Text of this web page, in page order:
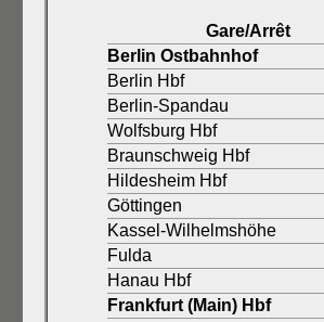
Gare/Arrêt
Berlin Ostbahnhof
Berlin Hbf
Berlin-Spandau
Wolfsburg Hbf
Braunschweig Hbf
Hildesheim Hbf
Göttingen
Kassel-Wilhelmshöhe
Fulda
Hanau Hbf
Frankfurt (Main) Hbf